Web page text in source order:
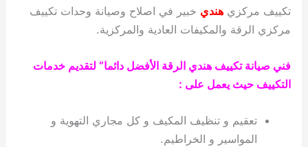
تكييف مركزيهندي خبير في اصلاح وصيانة وحدات تكييف
مركزي الرقة والمكيفات العادية والمركزية.
فني صيانة تكييف هندي الرقة الأفضل دائما” لتقديم خدمات
التكييف حيث يعمل على :
تعقيم و تنظيف المكيف و كل مجاري التهوية و
المواسير و الخراطيم.